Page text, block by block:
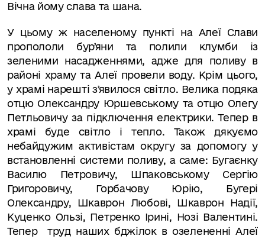
Вічна йому слава та шана.
У цьому ж населеному пункті на Алеї Слави
пропололи бурʼяни та полили клумби із
зеленими насадженнями, адже для поливу в
районі храму та Алеї провели воду. Крім цього,
у храмі нарешті зʼявилося світло. Велика подяка
отцю Олександру Юршевському та отцю Олегу
Петльовичу за підключення електрики. Тепер в
храмі буде світло і тепло. Також дякуємо
небайдужим активістам округу за допомогу у
встановленні системи поливу, а саме: Бугаєнку
Василю Петровичу, Шпаковському Сергію
Григоровичу, Горбачову Юрію, Бугері
Олександру, Шкаврон Любові, Шкаврон Надії,
Куценко Ользі, Петренко Ірині, Нозі Валентині.
Тепер
труд наших бджілок в озелененніАлеї